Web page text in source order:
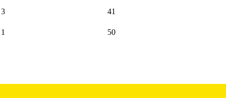
3 41
1 50